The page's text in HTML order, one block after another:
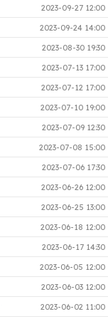
2023-09-27 12:00
2023-09-24 14:00
2023-08-30 19:30
2023-07-13 17:00
2023-07-12 17:00
2023-07-10 19:00
2023-07-09 12:30
2023-07-08 15:00
2023-07-06 17:30
2023-06-26 12:00
2023-06-25 13:00
2023-06-18 12:00
2023-06-17 14:30
2023-06-05 12:00
2023-06-03 12:00
2023-06-02 11:00